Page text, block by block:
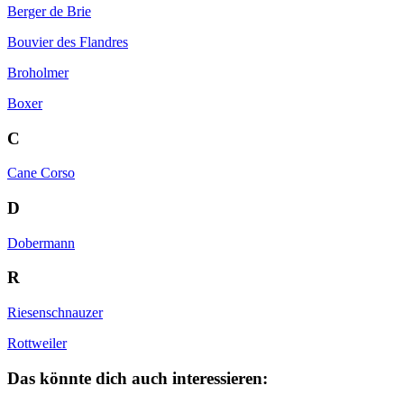
Berger de Brie
Bouvier des Flandres
Broholmer
Boxer
C
Cane Corso
D
Dobermann
R
Riesenschnauzer
Rottweiler
Das könnte dich auch interessieren: